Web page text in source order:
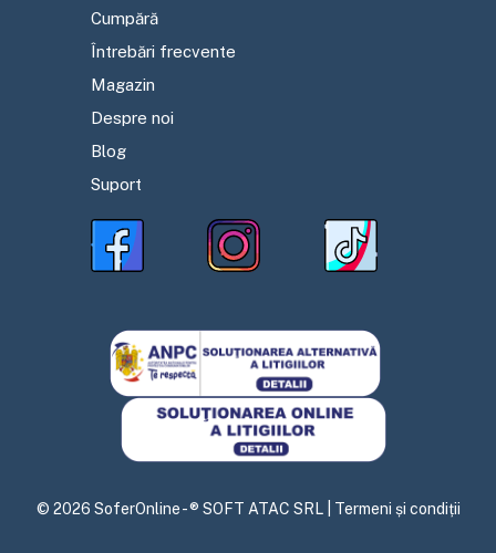
Cumpără
Întrebări frecvente
Magazin
Despre noi
Blog
Suport
© 2026 SoferOnline - ® SOFT ATAC SRL | Termeni și condiții